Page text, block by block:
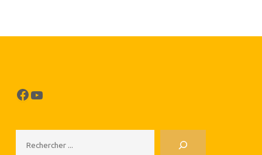
Facebook
YouTube